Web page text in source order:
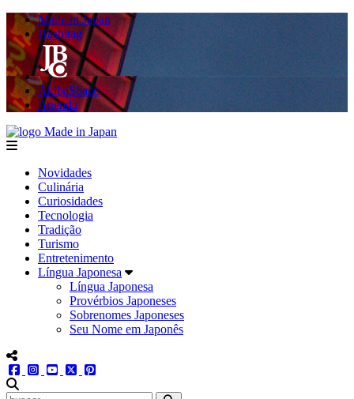
Made in Japan
Hashitag
AkibaSpace
Agenda
menu
Novidades
Culinária
Curiosidades
Tecnologia
Tradição
Turismo
Entretenimento
Língua Japonesa
Língua Japonesa
Provérbios Japoneses
Sobrenomes Japoneses
Seu Nome em Japonês
menu redes social
facebookinstagram
youtube
twitter